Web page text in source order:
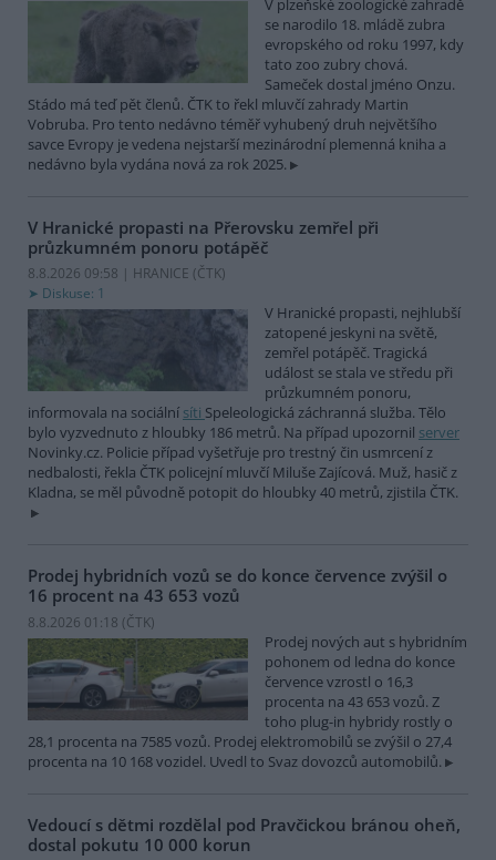
V plzeňské zoologické zahradě
se narodilo 18. mládě zubra
evropského od roku 1997, kdy
tato zoo zubry chová.
Sameček dostal jméno Onzu.
Stádo má teď pět členů. ČTK to řekl mluvčí zahrady Martin
Vobruba. Pro tento nedávno téměř vyhubený druh největšího
savce Evropy je vedena nejstarší mezinárodní plemenná kniha a
nedávno byla vydána nová za rok 2025.
V Hranické propasti na Přerovsku zemřel při
průzkumném ponoru potápěč
8.8.2026 09:58 | HRANICE (ČTK)
Diskuse: 1
V Hranické propasti, nejhlubší
zatopené jeskyni na světě,
zemřel potápěč. Tragická
událost se stala ve středu při
průzkumném ponoru,
informovala na sociální síti Speleologická záchranná služba. Tělo
bylo vyzvednuto z hloubky 186 metrů. Na případ upozornil server
Novinky.cz. Policie případ vyšetřuje pro trestný čin usmrcení z
nedbalosti, řekla ČTK policejní mluvčí Miluše Zajícová. Muž, hasič z
Kladna, se měl původně potopit do hloubky 40 metrů, zjistila ČTK.
Prodej hybridních vozů se do konce července zvýšil o
16 procent na 43 653 vozů
8.8.2026 01:18 (ČTK)
Prodej nových aut s hybridním
pohonem od ledna do konce
července vzrostl o 16,3
procenta na 43 653 vozů. Z
toho plug-in hybridy rostly o
28,1 procenta na 7585 vozů. Prodej elektromobilů se zvýšil o 27,4
procenta na 10 168 vozidel. Uvedl to Svaz dovozců automobilů.
Vedoucí s dětmi rozdělal pod Pravčickou bránou oheň,
dostal pokutu 10 000 korun